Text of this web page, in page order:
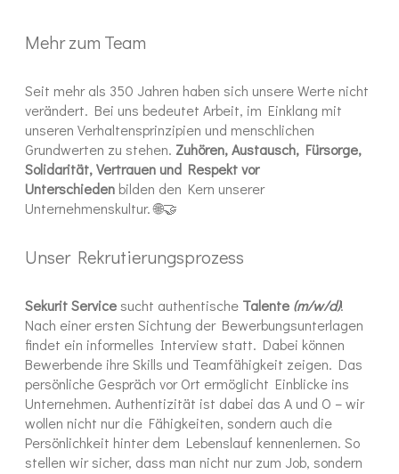
Mehr zum Team
Seit mehr als 350 Jahren haben sich unsere Werte nicht
verändert. Bei uns bedeutet Arbeit, im Einklang mit
unseren Verhaltensprinzipien und menschlichen
Grundwerten zu stehen. Zuhören, Austausch, Fürsorge,
Solidarität, Vertrauen und Respekt vor
Unterschieden bilden den Kern unserer
Unternehmenskultur. 🌐🤝
Unser Rekrutierungsprozess
Sekurit Servicesucht authentische Talente (m/w/d)!
Nach einer ersten Sichtung der Bewerbungsunterlagen
findet ein informelles Interview statt. Dabei können
Bewerbende ihre Skills und Teamfähigkeit zeigen. Das
persönliche Gespräch vor Ort ermöglicht Einblicke ins
Unternehmen. Authentizität ist dabei das A und O – wir
wollen nicht nur die Fähigkeiten, sondern auch die
Persönlichkeit hinter dem Lebenslauf kennenlernen. So
stellen wir sicher, dass man nicht nur zum Job, sondern